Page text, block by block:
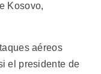
Kosovo,
aéreos
el presidente de